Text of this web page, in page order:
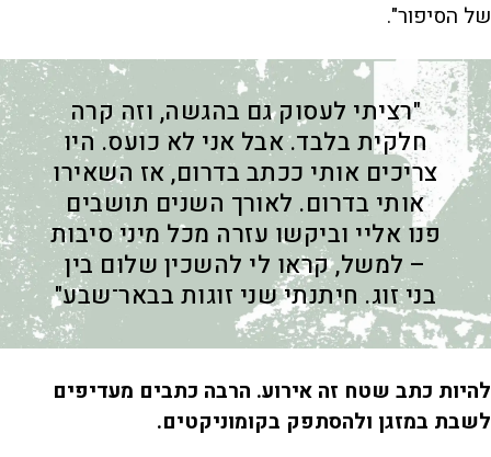
של הסיפור".
"רציתי לעסוק גם בהגשה, וזה קרה
חלקית בלבד. אבל אני לא כועס. היו
צריכים אותי ככתב בדרום, אז השאירו
אותי בדרום. לאורך השנים תושבים
פנו אליי וביקשו עזרה מכל מיני סיבות
– למשל, קראו לי להשכין שלום בין
בני זוג. חיתנתי שני זוגות בבאר־שבע"
להיות כתב שטח זה אירוע. הרבה כתבים מעדיפים
לשבת במזגן ולהסתפק בקומוניקטים.